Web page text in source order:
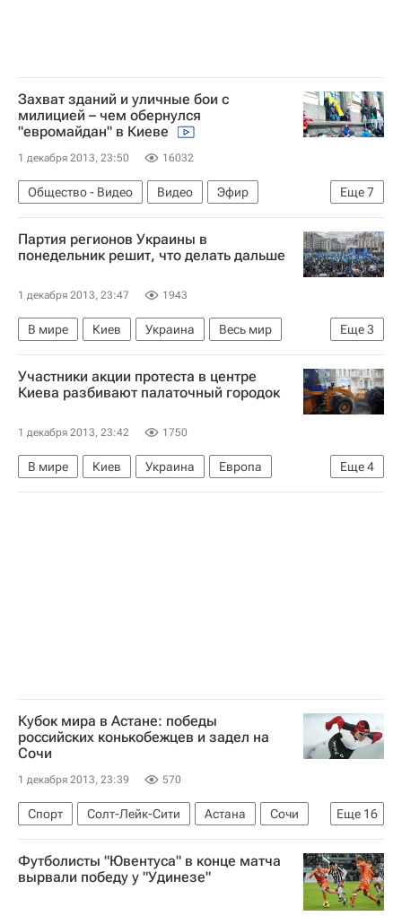
Захват зданий и уличные бои с
милицией – чем обернулся
"евромайдан" в Киеве
1 декабря 2013, 23:50 16032
Еще7
Общество - Видео Видео
Эфир
Общество
В мире Киев
Европа
Украина
Весь мир "Евромайдан" в Киеве
Партия регионов Украины в
понедельник решит, что делать дальше
1 декабря 2013, 23:47 1943
Еще3
В мире Киев Украина
Весь мир
Европа
Партия регионов (Украина)
"Евромайдан" в Киеве
Участники акции протеста в центре
Киева разбивают палаточный городок
1 декабря 2013, 23:42 1750
Еще4
В мире Киев Украина
Европа
Весь мир
Арсений Яценюк
Кубок мира в Астане: победы
российских конькобежцев и задел на
Сочи
1 декабря 2013, 23:39 570
Еще 16
Спорт Солт-Лейк-Сити Астана
Сочи
Берлин (город)
США
Южная Корея
Америка
Берлин (земля)
Казахстан
Футболисты "Ювентуса" в конце матча
вырвали победу у "Удинезе"